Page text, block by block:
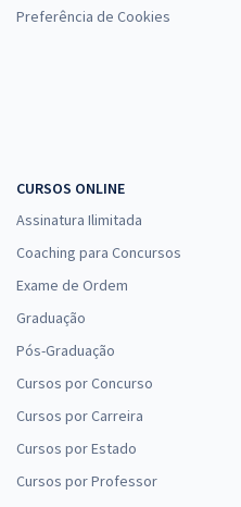
Preferência de Cookies
CURSOS ONLINE
Assinatura Ilimitada
Coaching para Concursos
Exame de Ordem
Graduação
Pós-Graduação
Cursos por Concurso
Cursos por Carreira
Cursos por Estado
Cursos por Professor